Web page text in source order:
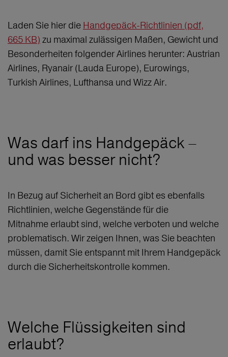
Laden Sie hier die Handgepäck-Richtlinien (pdf,
665 KB) zu maximal zulässigen Maßen, Gewicht und
Besonderheiten folgender Airlines herunter: Austrian
Airlines, Ryanair (Lauda Europe), Eurowings,
Turkish Airlines, Lufthansa und Wizz Air.
Was darf ins Handgepäck –
und was besser nicht?
In Bezug auf Sicherheit an Bord gibt es ebenfalls
Richtlinien, welche Gegenstände für die
Mitnahme erlaubt sind, welche verboten und welche
problematisch. Wir zeigen Ihnen, was Sie beachten
müssen, damit Sie entspannt mit Ihrem Handgepäck
durch die Sicherheitskontrolle kommen.
Welche Flüssigkeiten sind
erlaubt?